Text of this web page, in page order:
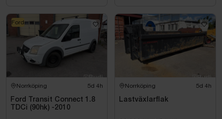
Norrköping 5d 4h
Ford Transit Connect 1.8
TDCi (90hk) -2010
Ford
Norrköping 5d 4h
Lastväxlarflak